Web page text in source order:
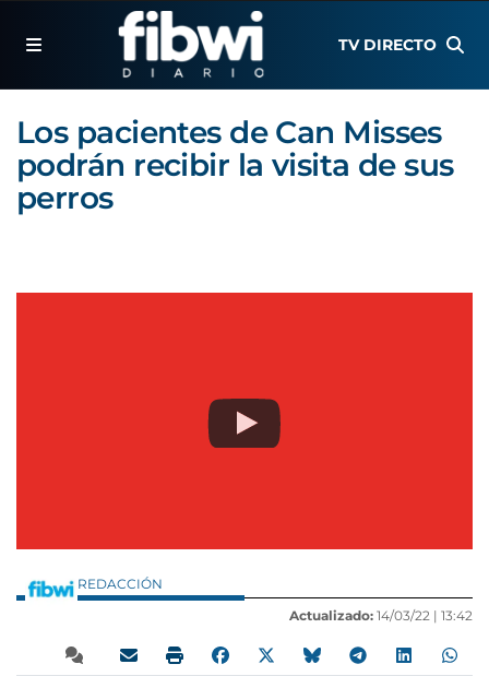
TV DIRECTO
Los pacientes de Can Misses
podrán recibir la visita de sus
perros
REDACCIÓN
Actualizado: 14/03/22 | 13:42